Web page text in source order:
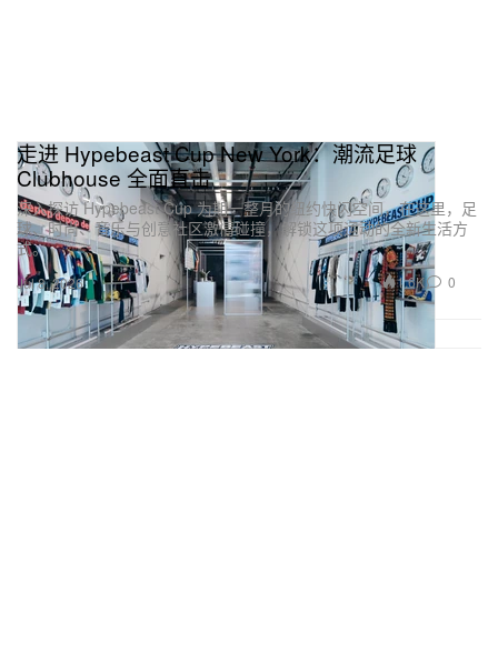
走进 Hypebeast Cup New York：潮流足球
Clubhouse 全面直击
深入探访 Hypebeast Cup 为期一整月的纽约快闪空间，在这里，足
球、时尚、音乐与创意社区激情碰撞，解锁这项运动的全新生活方
式。
Jul 8, 2026 1.6K 0